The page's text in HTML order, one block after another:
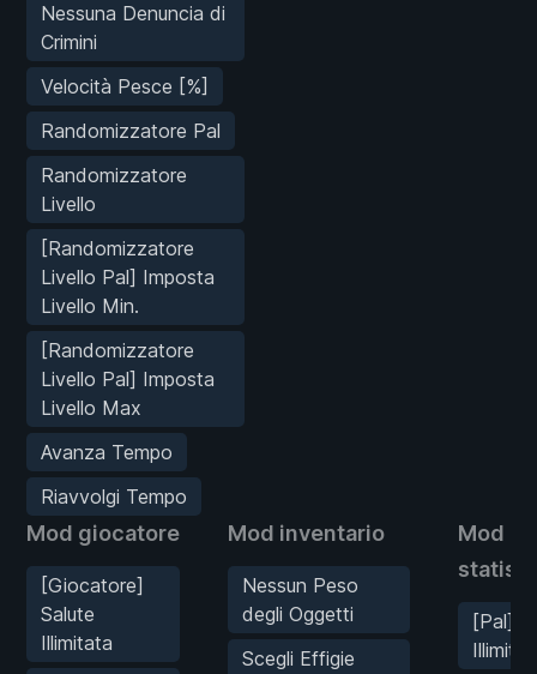
Nessuna Denuncia di
Crimini
Velocità Pesce [%]
Randomizzatore Pal
Randomizzatore
Livello
[Randomizzatore
Livello Pal] Imposta
Livello Min.
[Randomizzatore
Livello Pal] Imposta
Livello Max
Avanza Tempo
Riavvolgi Tempo
Mod giocatore
[Giocatore]
Salute
Illimitata
Mod inventario
Nessun Peso
degli Oggetti
Scegli Effigie
Mod
[Pal]